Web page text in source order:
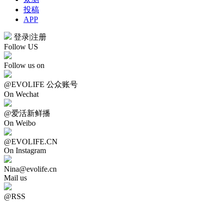
投稿
APP
登录|注册
Follow US
Follow us on
@EVOLIFE 公众账号
On Wechat
@爱活新鲜播
On Weibo
@EVOLIFE.CN
On Instagram
Nina@evolife.cn
Mail us
@RSS